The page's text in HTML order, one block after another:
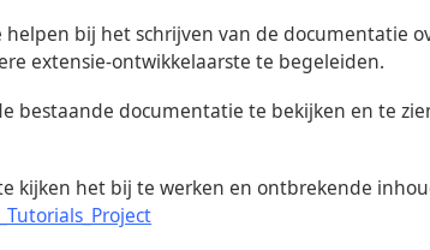
bij het schrijven van de documentatie
extensie-ontwikkelaarste te begeleiden.
bestaande documentatie te bekijken en te
kijken het bij te werken en ontbrekende